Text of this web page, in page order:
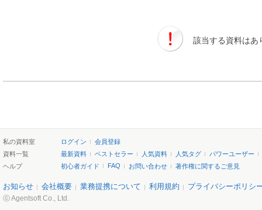
該当する資料はあ
私の資料室 ログイン
会員登録
資料一覧
最新資料 ベストセラー 人気資料 人気タグ
パワーユーザー
ヘルプ
初心者ガイド FAQ お問い合わせ 著作権に関するご意見
お知らせ 会社概要 業務提携について 利用規約 プライバシーポリシ
ⓒ Agentsoft Co., Ltd.